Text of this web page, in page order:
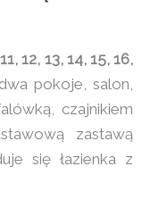
12, 13, 14, 15, 16,
pokoje, salon,
czajnikiem
zastawą
się łazienka z